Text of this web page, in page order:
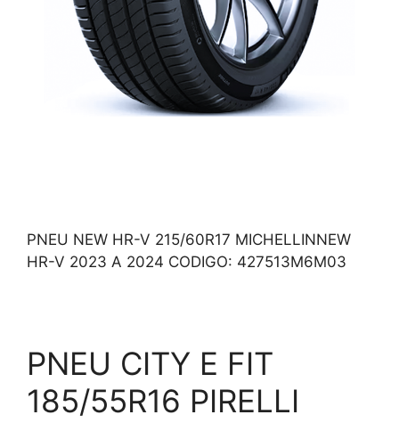
PNEU NEW HR-V 215/60R17 MICHELLINNEW
HR-V 2023 A 2024 CODIGO: 427513M6M03
PNEU CITY E FIT
185/55R16 PIRELLI